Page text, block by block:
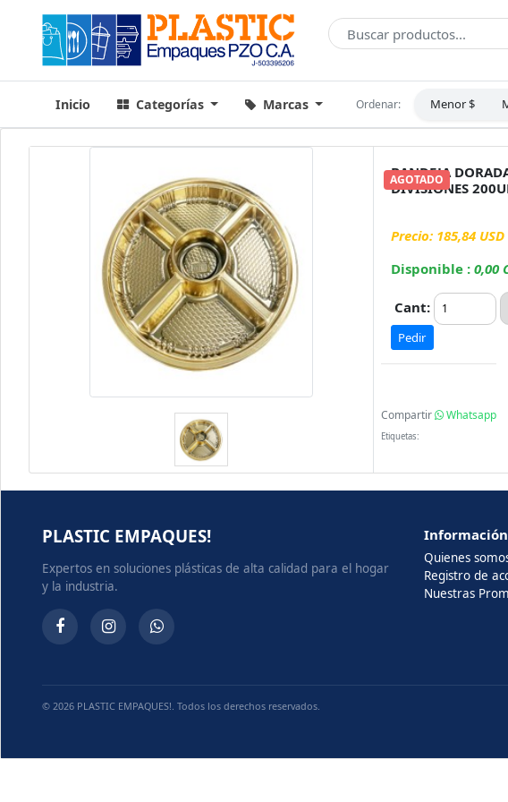
Inicio Categorías Marcas Ordenar: Menor $
BANDEJA
DIVISIONES
Precio: 185,84 USD
Disponible : 0,00
AGOTADO
Cant:
Pedir
Compartir Whatsapp
Etiquetas:
PLASTIC EMPAQUES!
Expertos en soluciones plásticas de alta calidad para el hogar
y la industria.
Información
Quienes
Registro de
Nuestras
© 2026 PLASTIC EMPAQUES!. Todos los derechos reservados.